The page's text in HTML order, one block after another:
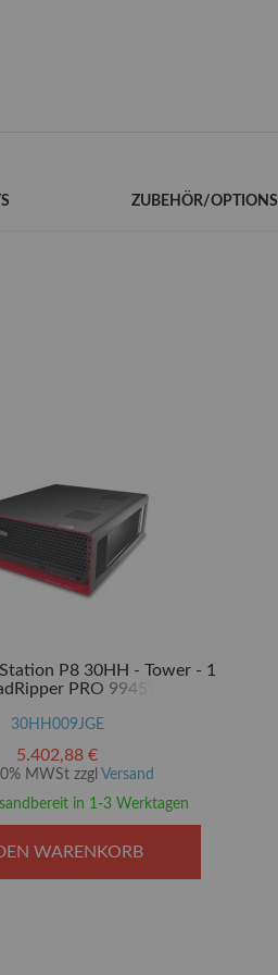
ZUBEHÖR/OPTIONS
P8 30HH - Tower - 1
PRO 9945WX / 4.7
30HH009JGE
5.402,88 €
MWSt zzgl Versand
in 1-3 Werktagen
WARENKORB